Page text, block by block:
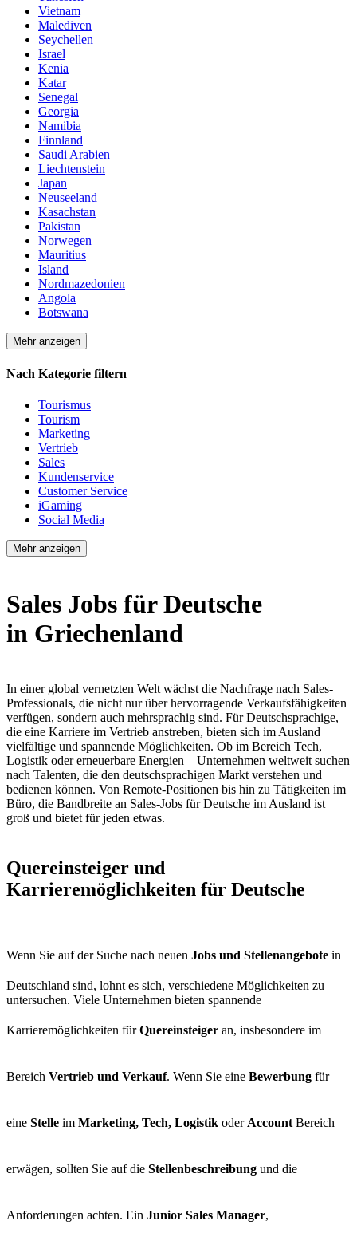
Vietnam
Malediven
Seychellen
Israel
Kenia
Katar
Senegal
Georgia
Namibia
Finnland
Saudi Arabien
Liechtenstein
Japan
Neuseeland
Kasachstan
Pakistan
Norwegen
Mauritius
Island
Nordmazedonien
Angola
Botswana
Mehr anzeigen
Nach Kategorie filtern
Tourismus
Tourism
Marketing
Vertrieb
Sales
Kundenservice
Customer Service
iGaming
Social Media
Mehr anzeigen
Sales Jobs für Deutsche
in Griechenland
In einer global vernetzten Welt wächst die Nachfrage nach Sales-
Professionals, die nicht nur über hervorragende Verkaufsfähigkeiten
verfügen, sondern auch mehrsprachig sind. Für Deutschsprachige,
die eine Karriere im Vertrieb anstreben, bieten sich im Ausland
vielfältige und spannende Möglichkeiten. Ob im Bereich Tech,
Logistik oder erneuerbare Energien – Unternehmen weltweit suchen
nach Talenten, die den deutschsprachigen Markt verstehen und
bedienen können. Von Remote-Positionen bis hin zu Tätigkeiten im
Büro, die Bandbreite an Sales-Jobs für Deutsche im Ausland ist
groß und bietet für jeden etwas.
Quereinsteiger und
Karrieremöglichkeiten für Deutsche
Wenn Sie auf der Suche nach neuen Jobs und Stellenangebote in
Deutschland sind, lohnt es sich, verschiedene Möglichkeiten zu
untersuchen. Viele Unternehmen bieten spannende
Karrieremöglichkeiten fürQuereinsteiger an, insbesondere im
Bereich Vertrieb und Verkauf. Wenn Sie eine Bewerbung für
eine Stelle im Marketing, Tech, Logistik oder Account Bereich
erwägen, sollten Sie auf die Stellenbeschreibung und die
Anforderungen achten. Ein Junior Sales Manager,